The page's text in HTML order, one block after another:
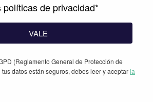
políticas de privacidad*
VALE
(Reglamento General de Protección de
datos están seguros, debes leer y aceptarla